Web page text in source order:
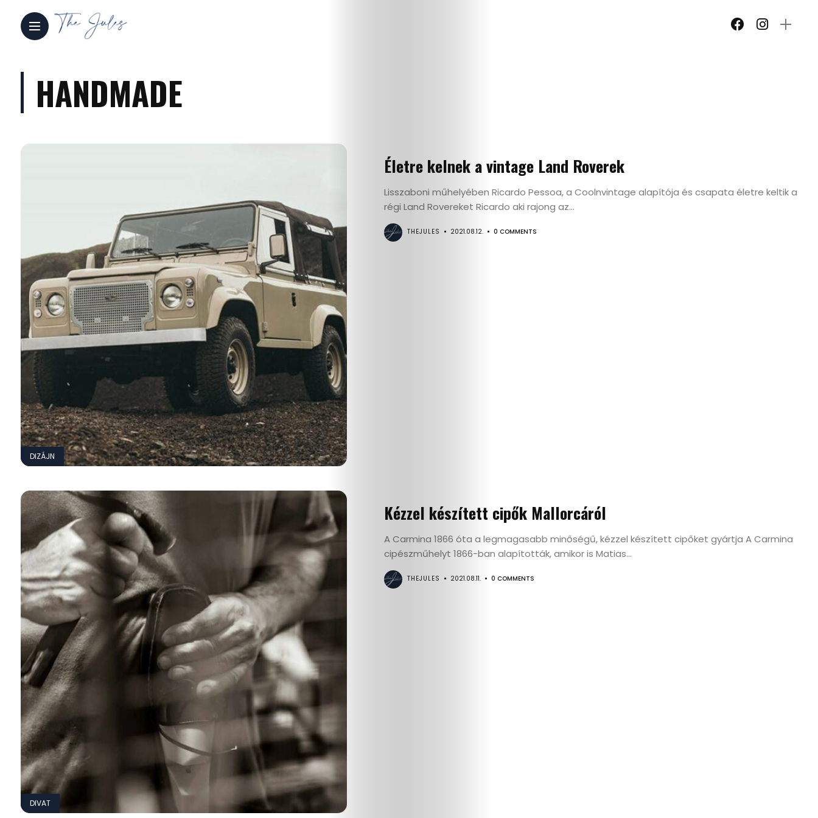
Kultúra
Gasztró
Interjú
Címlapsztorik
HANDMADE
DIZÁJN
Életre kelnek a vintage Land Roverek
Lisszaboni műhelyében Ricardo Pessoa, a Coolnvintage alapítója és csapata életre keltik a
régi Land Rovereket Ricardo aki rajong az...
THEJULES 2021.08.12. 0 COMMENTS
DIVAT
Kézzel készített cipők Mallorcáról
A Carmina 1866 óta a legmagasabb minőségű, kézzel készített cipőket gyártja A Carmina
cipészműhelyt 1866-ban alapították, amikor is Matias...
THEJULES 2021.08.11. 0 COMMENTS